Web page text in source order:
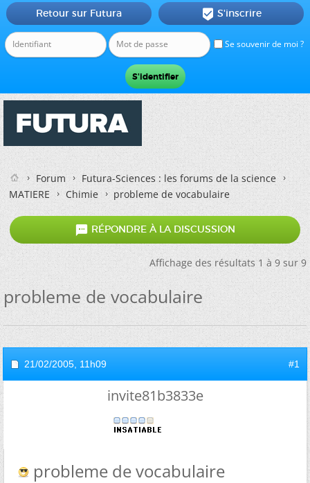
Se souvenir de moi ?
Retour sur Futura  S'inscrire
Forum
Futura-Sciences : les forums de la science
MATIERE
Chimie probleme de vocabulaire
 RÉPONDRE À LA DISCUSSION
Affichage des résultats 1 à 9 sur 9
probleme de vocabulaire
21/02/2005, 11h09 #1
invite81b3833e
probleme de vocabulaire